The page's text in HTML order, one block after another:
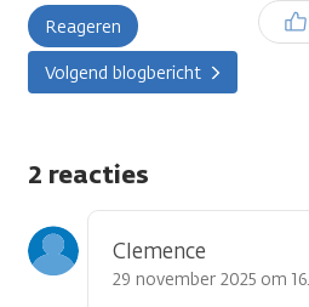
Reageren
Volgend blogbericht
2 reacties
Clemence
29 november 2025 om